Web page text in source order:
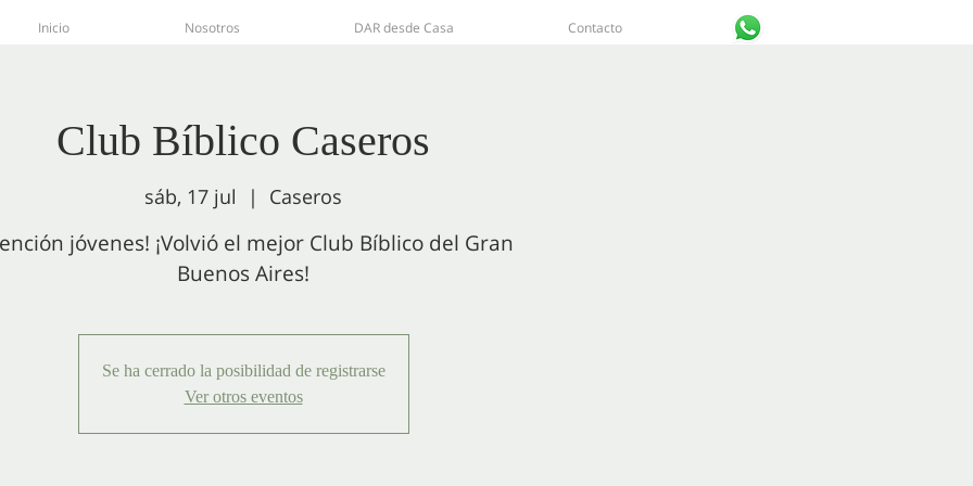
Inicio Nosotros DAR desde Casa Contacto
Club Bíblico Caseros
sáb, 17 jul
  |
Caseros
jóvenes! ¡Volvió el mejor Club Bíblico del Gran
Buenos Aires!
Se ha cerrado la posibilidad de registrarse
Ver otros eventos